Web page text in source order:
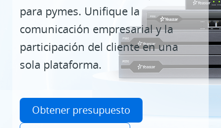
para pymes. Unifique la
comunicación empresarial y la
participación del cliente en una
sola plataforma.
Obtener presupuesto